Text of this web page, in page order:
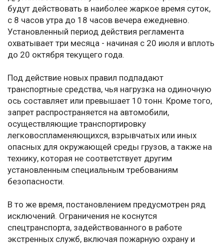
будут действовать в наиболее жаркое время суток,
с 8 часов утра до 18 часов вечера ежедневно.
Установленный период действия регламента
охватывает три месяца - начиная с 20 июля и вплоть
до 20 октября текущего года.
Под действие новых правил подпадают
транспортные средства, чья нагрузка на одиночную
ось составляет или превышает 10 тонн. Кроме того,
запрет распространяется на автомобили,
осуществляющие транспортировку
легковоспламеняющихся, взрывчатых или иных
опасных для окружающей среды грузов, а также на
технику, которая не соответствует другим
установленным специальным требованиям
безопасности.
В то же время, постановлением предусмотрен ряд
исключений. Ограничения не коснутся
спецтранспорта, задействованного в работе
экстренных служб, включая пожарную охрану и